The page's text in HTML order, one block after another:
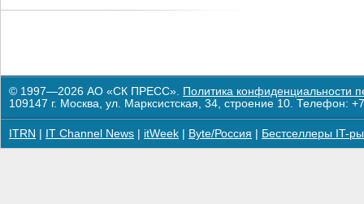
© 1997—2026 АО «СК ПРЕСС». Политика конфиденциальности
109147 г. Москва, ул. Марксистская, 34, строение 10. Телефон:
ITRN IT Channel News itWeek Byte/Россия Бестселлеры IT-